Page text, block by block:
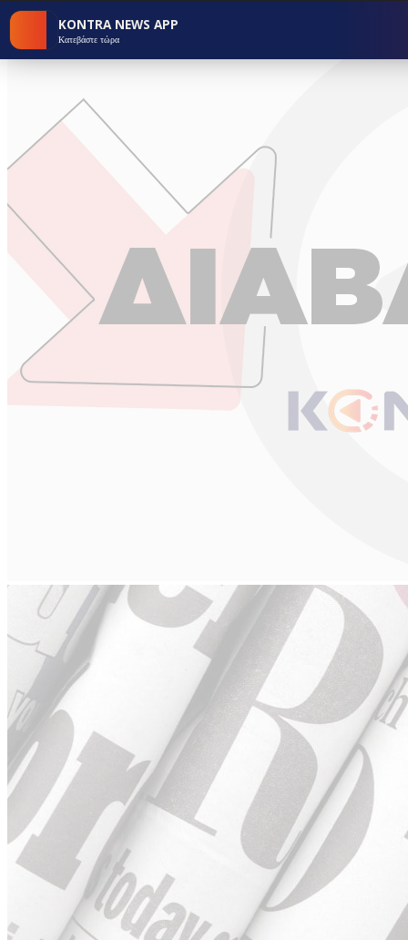
KONTRA NEWS APP
Κατεβάστε τώρα